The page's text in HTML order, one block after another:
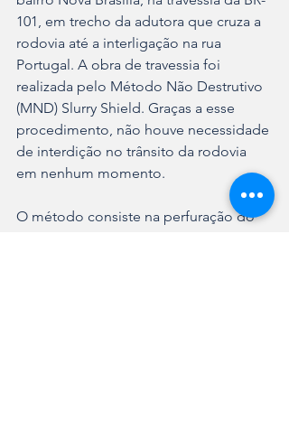
101, em trecho da adutora que cruza a
rodovia até a interligação na rua
Portugal. A obra de travessia foi
realizada pelo Método Não Destrutivo
(MND) Slurry Shield. Graças a esse
procedimento, não houve necessidade
de interdição no trânsito da rodovia
em nenhum momento.
O método consiste na perfuração do